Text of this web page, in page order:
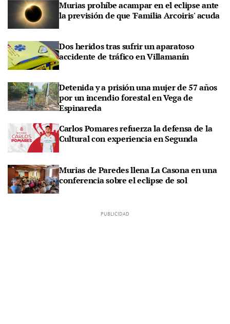
Murias prohíbe acampar en el eclipse ante
la previsión de que 'Familia Arcoiris' acuda
Dos heridos tras sufrir un aparatoso
accidente de tráfico en Villamanín
Detenida y a prisión una mujer de 57 años
por un incendio forestal en Vega de
Espinareda
Carlos Pomares refuerza la defensa de la
Cultural con experiencia en Segunda
Murias de Paredes llena La Casona en una
conferencia sobre el eclipse de sol